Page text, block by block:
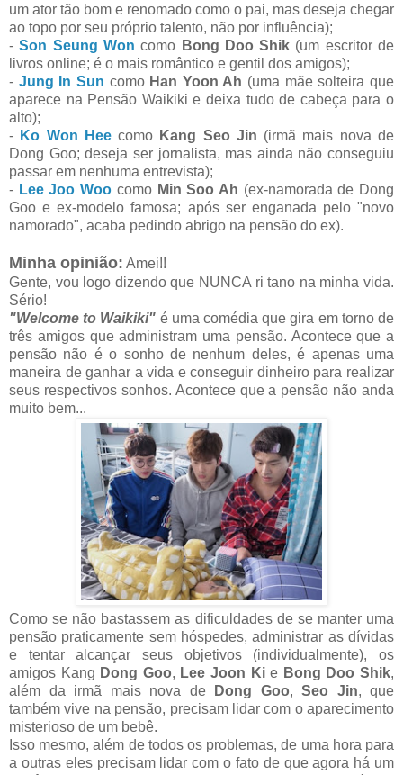
um ator tão bom e renomado como o pai, mas deseja chegar
ao topo por seu próprio talento, não por influência);
-Son Seung Won como Bong Doo Shik (um escritor de
livros online; é o mais romântico e gentil dos amigos);
- Jung In Sun como Han Yoon Ah (uma mãe solteira que
aparece na Pensão Waikiki e deixa tudo de cabeça para o
alto);
- Ko Won Heecomo Kang Seo Jin (irmã mais nova de
Dong Goo; deseja ser jornalista, mas ainda não conseguiu
passar em nenhuma entrevista);
- Lee Joo Woo como Min Soo Ah (ex-namorada de Dong
Goo e ex-modelo famosa; após ser enganada pelo "novo
namorado", acaba pedindo abrigo na pensão do ex).
Minha opinião: Amei!!
Gente, vou logo dizendo que NUNCA ri tano na minha vida.
Sério!
"Welcome to Waikiki" é uma comédia que gira em torno de
três amigos que administram uma pensão. Acontece que a
pensão não é o sonho de nenhum deles, é apenas uma
maneira de ganhar a vida e conseguir dinheiro para realizar
seus respectivos sonhos. Acontece que a pensão não anda
muito bem...
Como se não bastassem as dificuldades de se manter uma
pensão praticamente sem hóspedes, administrar as dívidas
e tentar alcançar seus objetivos (individualmente), os
amigos Kang Dong Goo, Lee Joon Kie Bong Doo Shik,
além da irmã mais nova de
Dong Goo, Seo Jin, que
também vive na pensão, precisam lidar com o aparecimento
misterioso de um bebê.
Isso mesmo, além de todos os problemas, de uma hora para
a outras eles precisam lidar com o fato de que agora há um